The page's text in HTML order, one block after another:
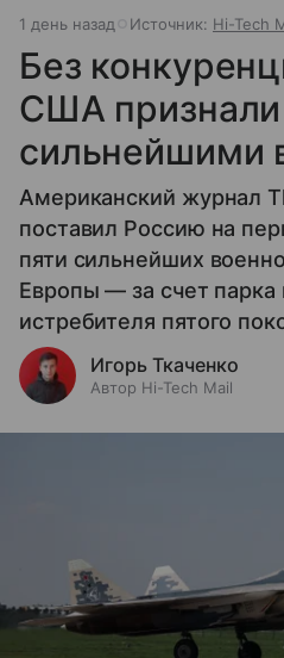
1 день назад Источник: Hi-Tech
Без
США
сильнейшими
Американский журнал
поставил Россию на
пяти сильнейших
Европы — за счет парка
истребителя пятого
Игорь Ткаченко
Автор Hi-Tech Mail